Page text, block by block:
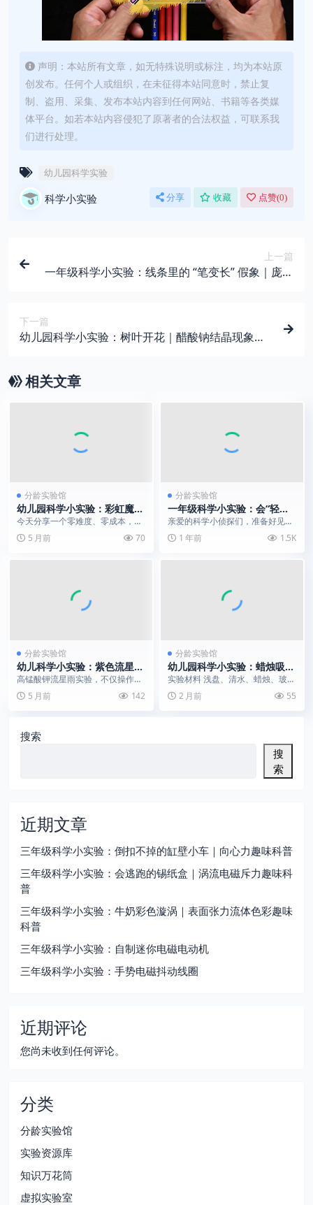
声明：本站所有文章，如无特殊说明或标注，均为本站原
创发布。任何个人或组织，在未征得本站同意时，禁止复
制、盗用、采集、发布本站内容到任何网站、书籍等各类媒
体平台。如若本站内容侵犯了原著者的合法权益，可联系我
们进行处理。
幼儿园科学实验
科学小实验 分享 收藏 点赞(0)
上一篇
一年级科学小实验：线条里的 “笔变长” 假象｜庞佐
下一篇
幼儿园科学小实验：树叶开花｜醋酸钠结晶现象演
相关文章
分龄实验馆
幼儿园科学小实验：彩虹魔法
豆实验|揭秘水中晕染的神奇
瞬间
今天分享一个零难度、零成本，还
能边玩边学的亲子科学小实验——
巧克力豆变彩虹，亲测...
5 月前 70
分龄实验馆
一年级科学小实验：会“轻功”
的纸片 | 身上有洞，却能稳稳
托住一杯水
亲爱的科学小侦探们，准备好见证
魔法般的科学现象了吗？今天我们
要用一张布满小孔的纸...
1 年前 1.5K
分龄实验馆
幼儿科学小实验：紫色流星雨
+VC变透明|陪娃解锁科学小
秘密
高锰酸钾流星雨实验，不仅操作简
单、零失败，还能让孩子在观察中
培养科学思维，新手宝...
5 月前 142
分龄实验馆
幼儿园科学小实验：蜡烛吸水
｜大气压原理演示
实验材料 浅盘、清水、蜡烛、玻璃
杯、打火机 实验步骤 往浅盘中倒
入适量清水，将蜡...
2 月前 55
搜索
搜
索
近期文章
三年级科学小实验：倒扣不掉的缸壁小车｜向心力趣味科普
三年级科学小实验：会逃跑的锡纸盒｜涡流电磁斥力趣味科
普
三年级科学小实验：牛奶彩色漩涡｜表面张力流体色彩趣味
科普
三年级科学小实验：自制迷你电磁电动机
三年级科学小实验：手势电磁抖动线圈
近期评论
您尚未收到任何评论。
分类
分龄实验馆
实验资源库
知识万花筒
虚拟实验室